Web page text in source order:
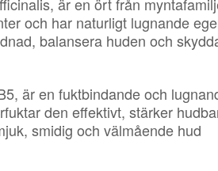
och har naturligt lugnande
balansera huden och
är en fuktbindande och
den effektivt, stärker
smidig och välmående hud